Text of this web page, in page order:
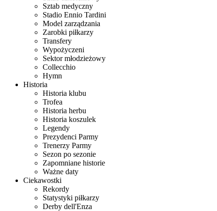
Sztab medyczny
Stadio Ennio Tardini
Model zarządzania
Zarobki piłkarzy
Transfery
Wypożyczeni
Sektor młodzieżowy
Collecchio
Hymn
Historia
Historia klubu
Trofea
Historia herbu
Historia koszulek
Legendy
Prezydenci Parmy
Trenerzy Parmy
Sezon po sezonie
Zapomniane historie
Ważne daty
Ciekawostki
Rekordy
Statystyki piłkarzy
Derby dell'Enza